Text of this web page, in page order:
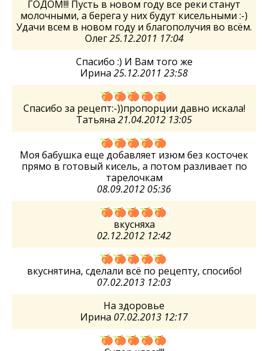
ГОДОМ!!! Пусть в новом году все реки станут
молочными, а берега у них будут кисельными :-)
Удачи всем в новом году и благополучия во всём.
Олег25.12.2011 17:04
Спасибо :) И Вам того же
Ирина 25.12.2011 23:58
Спасибо за рецепт:-))пропорции давно искала!
Татьяна 21.04.2012 13:05
Моя бабушка еще добавляет изюм без косточек
прямо в готовый кисель, а потом разливает по
тарелочкам
08.09.2012 05:36
вкусняха
02.12.2012 12:42
вкуснятина, сделали всё по рецепту, спосибо!
07.02.2013 12:03
На здоровье
Ирина 07.02.2013 12:17